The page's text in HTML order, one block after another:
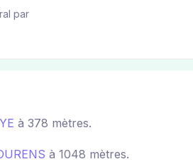
par
à 378 mètres.
à 1048 mètres.